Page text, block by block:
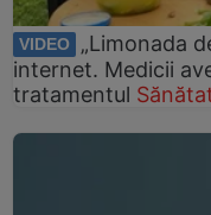
VIDEO
„Limonada
internet. Medicii
tratamentul